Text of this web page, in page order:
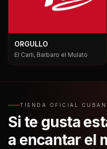
ORGULLO
El Carli, Barbaro el Mulato
TIENDA OFICIAL
Si te gusta
a encantar el